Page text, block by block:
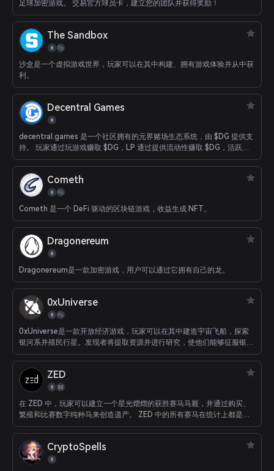
足球加密游戏。 交易官方球员卡，建立您的团队并获得奖励！
The Sandbox
沙盒是一个虚拟游戏世界，玩家可以在其中构建、拥有游戏体验并从中获
利。
Decentral Games
decentral.games 是一个社区拥有的元界赌场生态系统，由 $DG 提供支
持。 玩家通过玩游戏赚取 $DG，LP 通过提供流动性赚取 $DG，活跃的
$DG 持有者通过管理房屋利润分配赚取 $DG。
Cometh
Cometh 是一个 DeFi 驱动的区块链游戏，收益生成 NFT。
Dragonereum
Dragonereum是一款加密游戏，用户可以通过它拥有自己的龙。
0xUniverse
0xUniverse是一款开放经济游戏，玩家可以在其中建造宇宙飞船，探索
银河系并殖民行星。发现者将提取资源并进行研究，使他们能够征服银河
系最偏远的角落。此外，玩家可以共同为故事做出贡献，揭开宇宙之谜
ZED
在 ZED 中，玩家可以建立一个星光熠熠的获胜赛马马厩，并通过购买、
繁殖和比赛数字纯种马来创造遗产。 ZED 中的所有赛马在统计上都是独
一无二的，并由它们的血统、基因型和性能来定义
CryptoSpells